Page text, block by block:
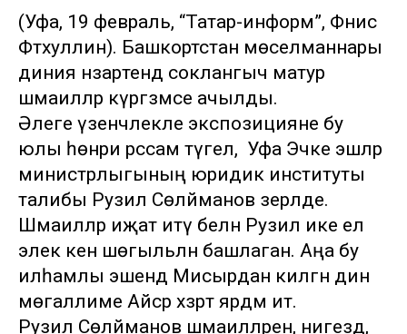
(Уфа, 19 февраль, “Татар-информ”, Фәнис
Фәтхуллин). Башкортстан мөселманнары
диния нәзарәтендә соклангыч матур
шәмаилләр күргәзмәсе ачылды.
Әлеге үзенчәлекле экспозицияне бу
юлы һөнәри рәссам түгел, ә Уфа Эчке эшләр
министрлыгының юридик институты
талибы Рузил Сөләйманов әзерләде.
Шәмаилләр иҗат итү белән Рузил ике ел
элек кенә шөгыльләнә башлаган. Аңа бу
илһамлы эшендә Мисырдан килгән дин
мөгаллиме Айсәр хәзрәт ярдәм итә.
Рузил Сөләйманов шәмаилләрен, нигездә,